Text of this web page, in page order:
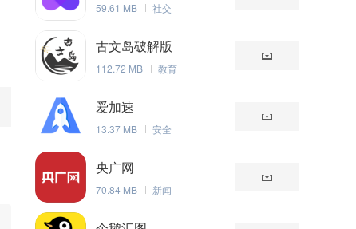
59.61 MB 社交
古文岛破解版
112.72 MB 教育
爱加速
13.37 MB 安全
央广网
70.84 MB 新闻